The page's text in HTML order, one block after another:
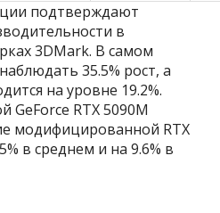
подтверждают
в
3DMark. В самом
35.5% рост, а
на уровне 19.2%.
GeForce RTX 5090M
модифицированной RTX
в среднем и на 9.6% в